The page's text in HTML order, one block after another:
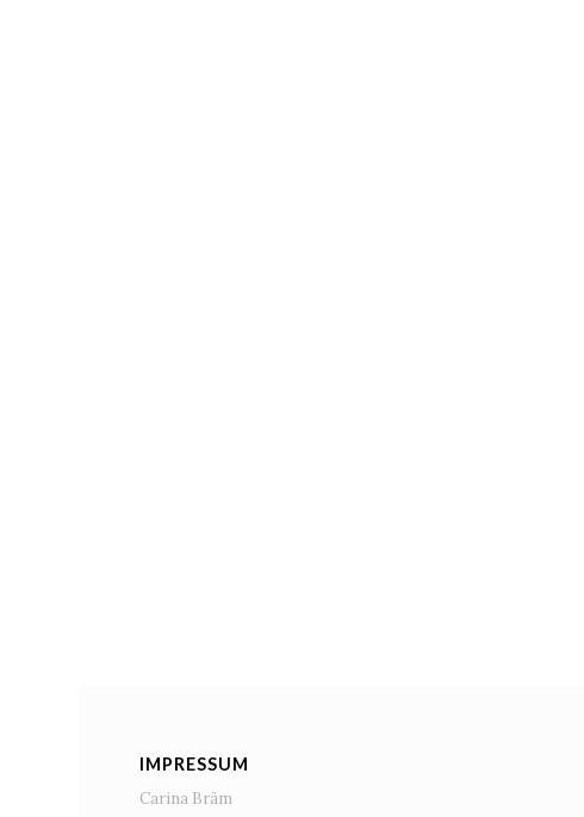
IMPRESSUM
Carina Bräm